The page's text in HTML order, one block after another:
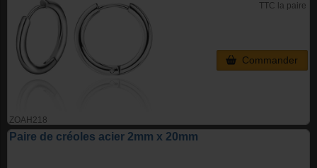
ZOAH218
TTC la paire
Commander
Paire de créoles acier 2mm x 20mm